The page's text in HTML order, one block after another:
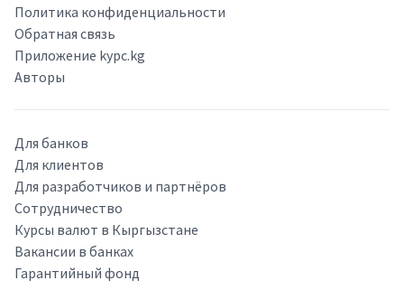
Политика конфиденциальности
Обратная связь
Приложение kypc.kg
Авторы
Для банков
Для клиентов
Для разработчиков и партнёров
Сотрудничество
Курсы валют в Кыргызстане
Вакансии в банках
Гарантийный фонд